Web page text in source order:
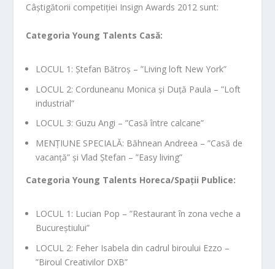
Câștigătorii competiției Insign Awards 2012 sunt:
Categoria Young Talents Casă:
LOCUL 1: Ștefan Bătroș – ”Living loft New York”
LOCUL 2: Corduneanu Monica și Duță Paula – ”Loft
industrial”
LOCUL 3: Guzu Angi – ”Casă între calcane”
MENȚIUNE SPECIALĂ: Băhnean Andreea – ”Casă de
vacanță” și Vlad Ștefan – ”Easy living”
Categoria Young Talents Horeca/Spații Publice:
LOCUL 1: Lucian Pop – ”Restaurant în zona veche a
Bucureștiului”
LOCUL 2: Feher Isabela din cadrul biroului Ezzo –
”Biroul Creativilor DXB”